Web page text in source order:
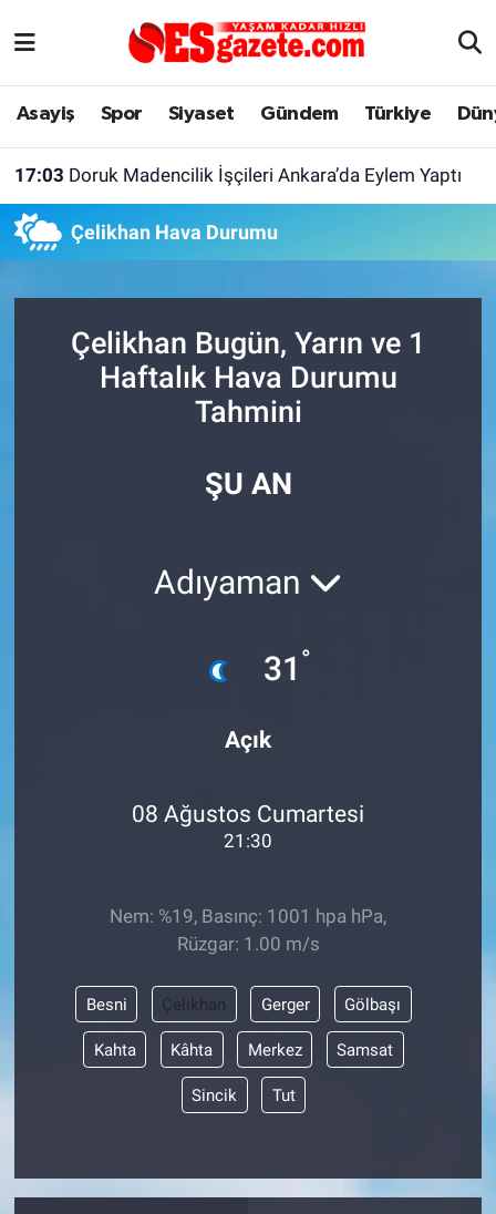
Asayiş Spor Siyaset Gündem Türkiye
17:03 Doruk Madencilik İşçileri Ankara’da Eylem Yaptı
Çelikhan Hava Durumu
Çelikhan Bugün, Yarın ve 1
Haftalık Hava Durumu
Tahmini
ŞU AN
Adıyaman
31 °
Açık
08 Ağustos Cumartesi
21:30
Nem: %19, Basınç: 1001 hpa hPa,
Rüzgar: 1.00 m/s
Besni Çelikhan Gerger Gölbaşı
Kahta Kâhta Merkez Samsat
Sincik Tut
Asayiş
Dünya
Alış-Veriş/İş dünyası
Yaşam
Röportaj
Bilim ve Teknoloji
Eskişehir Nöbetçi Eczaneler
Son Dakika Haberleri